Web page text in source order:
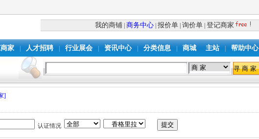
我的商铺 商务中心 报价单 询价单 登记商家
家 人才招聘 行业展会 资讯中心 分类信息 商城 主站 帮助中心
]
认证情况